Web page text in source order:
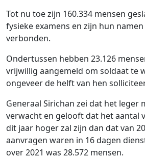
Tot nu toe zijn 160.334 mensen
fysieke examens en zijn hun
verbonden.
Ondertussen hebben 23.126
vrijwillig aangemeld om soldaat te
ongeveer de helft van hen
Generaal Sirichan zei dat het leger
verwacht en gelooft dat het aantal
dit jaar hoger zal zijn dan dat van
aanvragen waren in 16 dagen
over 2021 was 28.572 mensen.